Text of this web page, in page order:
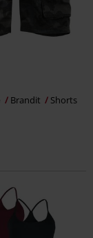
Brandit Shorts